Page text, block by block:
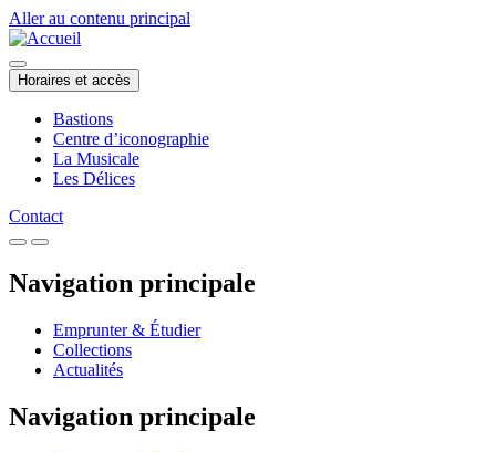
Aller au contenu principal
Horaires et accès
Bastions
Centre d’iconographie
La Musicale
Les Délices
Contact
Navigation principale
Emprunter & Étudier
Collections
Actualités
Navigation principale